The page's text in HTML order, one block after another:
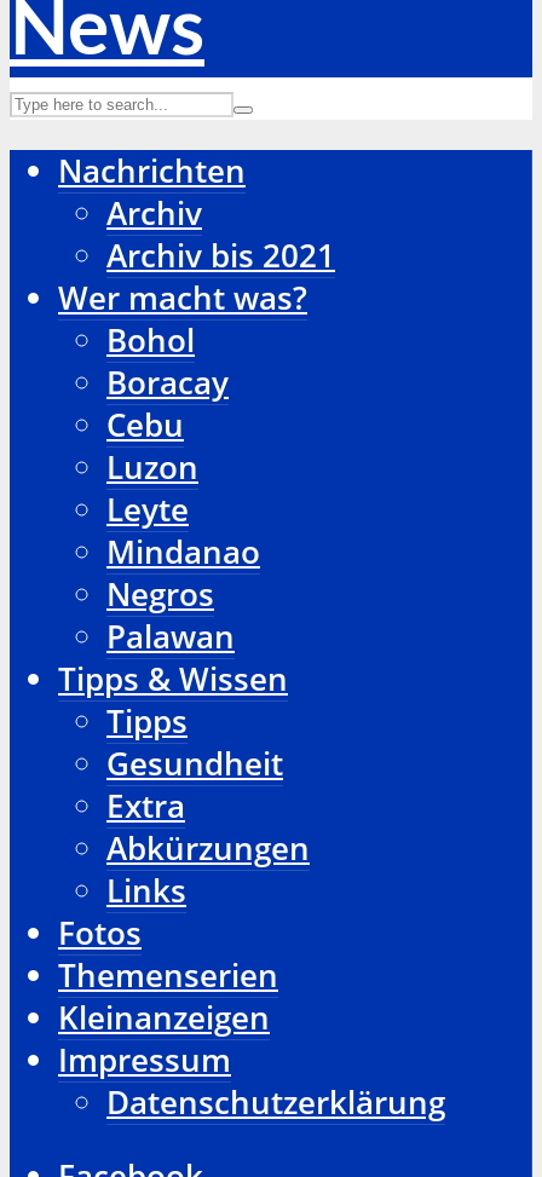
Nachrichten
Archiv
Archiv bis 2021
Wer macht was?
Bohol
Boracay
Cebu
Luzon
Leyte
Mindanao
Negros
Palawan
Tipps & Wissen
Tipps
Gesundheit
Extra
Abkürzungen
Links
Fotos
Themenserien
Kleinanzeigen
Impressum
Datenschutzerklärung